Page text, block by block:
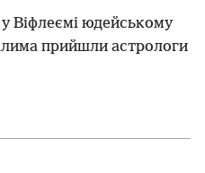
Віфлеємі юдейському
прийшли астрологи